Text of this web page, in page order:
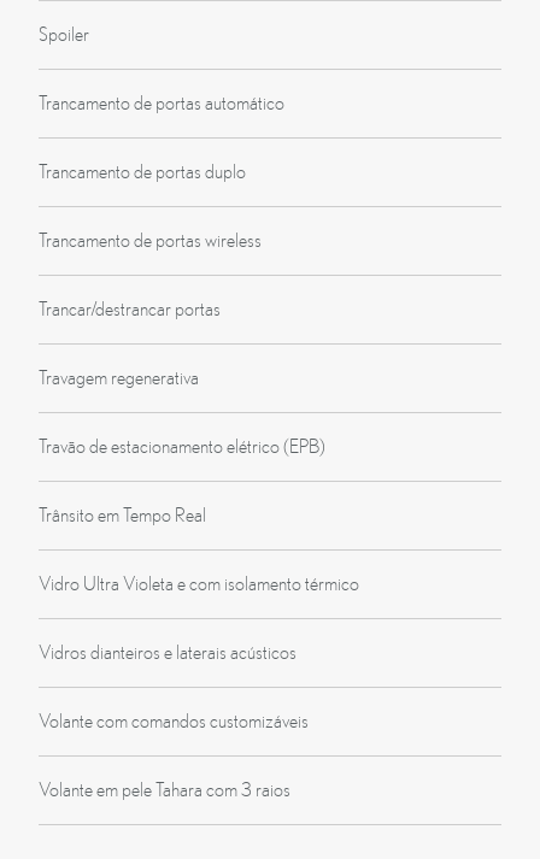
Spoiler
Trancamento de portas automático
Trancamento de portas duplo
Trancamento de portas wireless
Trancar/destrancar portas
Travagem regenerativa
Travão de estacionamento elétrico (EPB)
Trânsito em Tempo Real
Vidro Ultra Violeta e com isolamento térmico
Vidros dianteiros e laterais acústicos
Volante com comandos customizáveis
Volante em pele Tahara com 3 raios